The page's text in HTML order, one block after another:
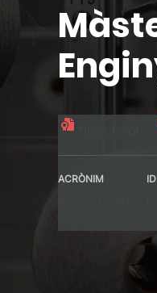
ACRÒNIM